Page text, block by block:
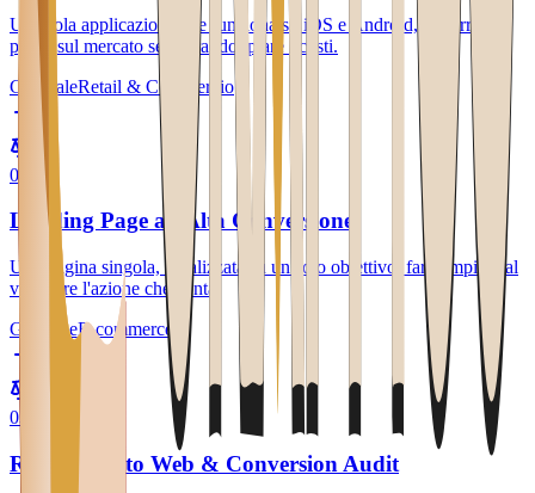
Una sola applicazione che funziona su iOS e Android, per arrivare
prima sul mercato senza raddoppiare i costi.
GeneraleRetail & Commercio
0
Landing Page ad Alta Conversione
Una pagina singola, focalizzata su un solo obiettivo: far compiere al
visitatore l'azione che conta.
GeneraleE-commerce
03
Restyling Sito Web & Conversion Audit